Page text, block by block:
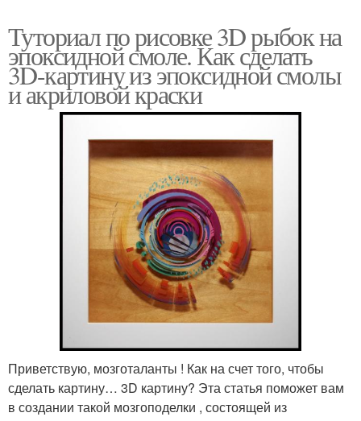
Туториал по рисовке 3D рыбок на
эпоксидной смоле. Как сделать
3D-картину из эпоксидной смолы
и акриловой краски
Приветствую, мозготаланты ! Как на счет того, чтобы
сделать картину… 3D картину? Эта статья поможет вам
в создании такой мозгоподелки , состоящей из